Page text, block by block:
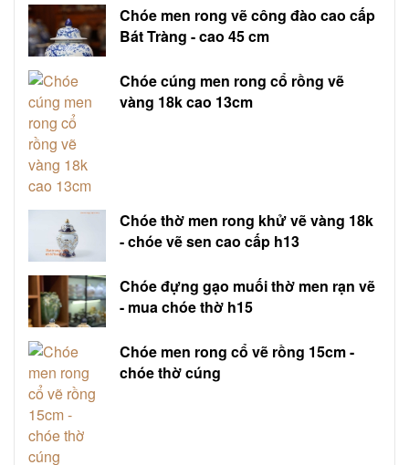
Chóe men rong vẽ công đào cao cấp
Bát Tràng - cao 45 cm
Chóe cúng men rong cổ rồng vẽ
vàng 18k cao 13cm
Chóe thờ men rong khử vẽ vàng 18k
- chóe vẽ sen cao cấp h13
Chóe đựng gạo muối thờ men rạn vẽ
- mua chóe thờ h15
Chóe men rong cổ vẽ rồng 15cm -
chóe thờ cúng